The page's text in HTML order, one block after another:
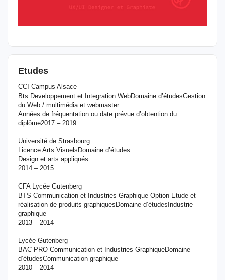
Etudes
CCI Campus Alsace
Bts Developpement et Integration WebDomaine d’étudesGestion
du Web / multimédia et webmaster
Années de fréquentation ou date prévue d’obtention du
diplôme2017 – 2019
Université de Strasbourg
Licence Arts VisuelsDomaine d’études
Design et arts appliqués
2014 – 2015
CFA Lycée Gutenberg
BTS Communication et Industries Graphique Option Etude et
réalisation de produits graphiquesDomaine d’étudesIndustrie
graphique
2013 – 2014
Lycée Gutenberg
BAC PRO Communication et Industries GraphiqueDomaine
d’étudesCommunication graphique
2010 – 2014